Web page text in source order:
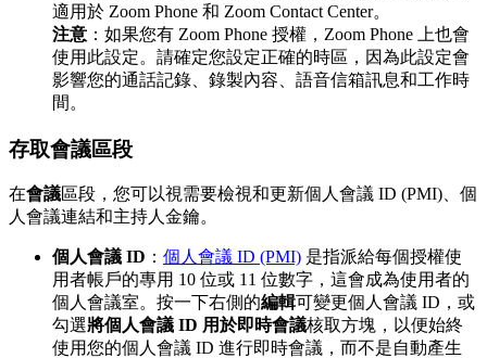
適用於 Zoom Phone 和 Zoom Contact Center。
注意 ：如果您有 Zoom Phone 授權，Zoom Phone 上也會
使用此設定。請確定您設定正確的時區，因為此設定會
影響您的通話記錄、錄製內容、語音信箱訊息和工作時
間。
存取會議區段
在會議區段，您可以視需要檢視和更新個人會議 ID (PMI)、個
人會議連結和主持人金鑰。
個人會議 ID ： 個人會議 ID (PMI) 是指派給每個授權使
用者帳戶的專用 10 位或 11 位數字，這會成為使用者的
個人會議室。按一下右側的編輯可變更個人會議 ID，或
勾選將個人會議 ID 用於即時會議核取方塊，以便始終
使用您的個人會議 ID 進行即時會議，而不是自動產生